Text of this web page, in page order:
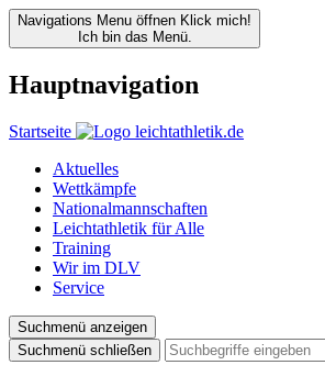
Navigations Menu öffnen Klick mich!
Ich bin das Menü.
Hauptnavigation
Startseite
Aktuelles
Wettkämpfe
Nationalmannschaften
Leichtathletik für Alle
Training
Wir im DLV
Service
Suchmenü anzeigen
Suchmenü schließen